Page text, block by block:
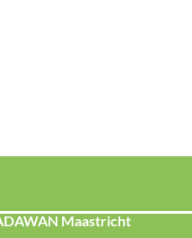
Maastricht